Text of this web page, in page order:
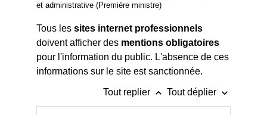
et administrative (Première ministre)
Tous lessites internet professionnels
doivent afficher des mentions obligatoires
pour l'information du public. L'absence de ces
informations sur le site est sanctionnée.
Tout replier keyboard_arrow_up Tout déplier keyboard_arrow_down